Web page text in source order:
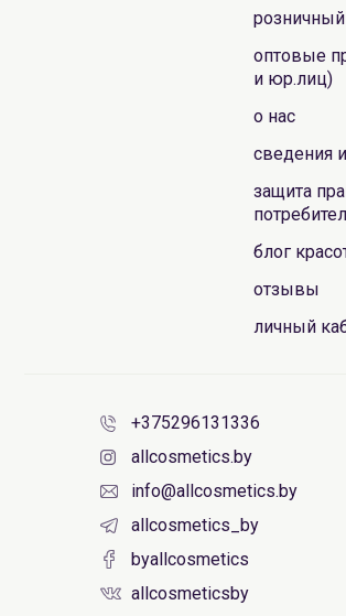
оптовые
и юр.лиц)
о нас
сведения
защита
блог
отзывы
личный
+375296131336
allcosmetics.by
info@allcosmetics.by
allcosmetics_by
byallcosmetics
allcosmeticsby